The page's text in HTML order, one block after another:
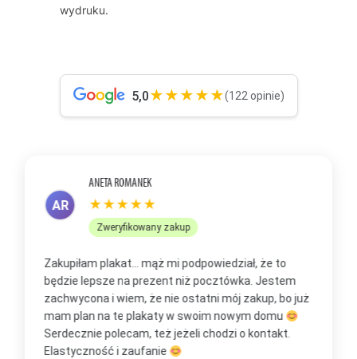
wydruku.
5,0★★★★★(122 opinie)
AR
ANETA ROMANEK
★★★★★
Zweryfikowany zakup
Zakupiłam plakat... mąż mi podpowiedział, że to
będzie lepsze na prezent niż pocztówka. Jestem
zachwycona i wiem, że nie ostatni mój zakup, bo już
mam plan na te plakaty w swoim nowym domu
Serdecznie polecam, też jeżeli chodzi o kontakt.
Elastyczność i zaufanie